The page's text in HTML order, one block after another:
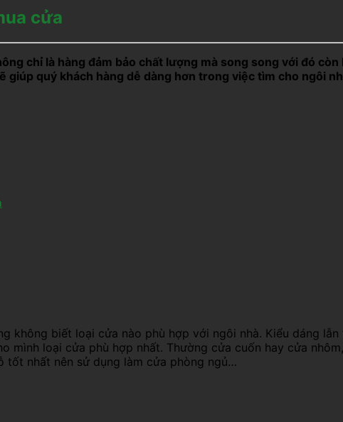
cửa
chỉ là hàng đảm bảo chất lượng mà song song với đó
giúp quý khách hàng dễ dàng hơn trong việc tìm cho ngôi
không biết loại cửa nào phù hợp với ngôi nhà. Kiểu dáng
mình loại cửa phù hợp nhất. Thường cửa cuốn hay cửa
tốt nhất nên sử dụng làm cửa phòng ngủ…